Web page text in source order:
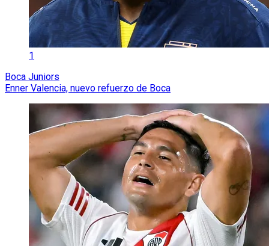
1
Boca Juniors
Enner Valencia, nuevo refuerzo de Boca